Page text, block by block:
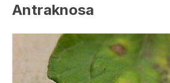
Antraknosa